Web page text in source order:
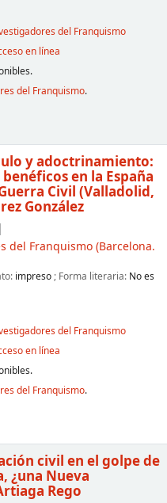
del Franquismo
en línea
del Franquismo.
y adoctrinamiento:
en la España
Civil (Valladolid,
González
del Franquismo(Barcelona.
impreso ; Forma literaria: No es
del Franquismo
en línea
del Franquismo.
civil en el golpe de
¿una Nueva
Rego